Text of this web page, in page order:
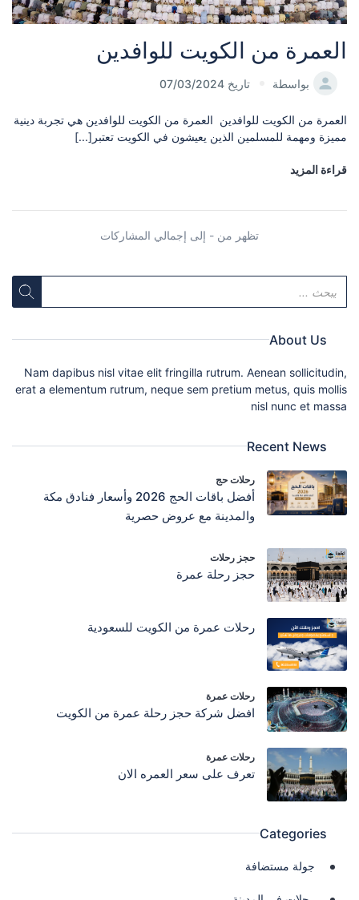
العمرة من الكويت للوافدين
بواسطة تاريخ 07/03/2024
العمرة من الكويت للوافدين العمرة من الكويت للوافدين هي تجربة دينية
مميزة ومهمة للمسلمين الذين يعيشون في الكويت تعتبر[...]
قراءة المزيد
تظهر من - إلى إجمالي المشاركات
About Us
Nam dapibus nisl vitae elit fringilla rutrum. Aenean sollicitudin,
erat a elementum rutrum, neque sem pretium metus, quis mollis
nisl nunc et massa
Recent News
رحلات حج
أفضل باقات الحج 2026 وأسعار فنادق مكة
والمدينة مع عروض حصرية
حجز رحلات
حجز رحلة عمرة
رحلات عمرة من الكويت للسعودية
رحلات عمرة
افضل شركة حجز رحلة عمرة من الكويت
رحلات عمرة
تعرف على سعر العمره الان
Categories
جولة مستضافة